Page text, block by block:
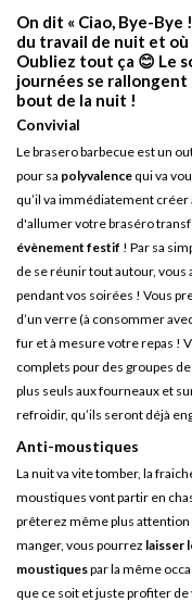
On dit « Ciao, Bye-
du travail de nuit et
Oubliez tout ça 😊 Le
journées se rallongent
bout de la nuit !
Convivial
Le brasero barbecue est un
pour sa polyvalence qui va
qu’il va immédiatement
d'allumer votre braséro
évènement festif ! Par sa
de se réunir tout autour,
pendant vos soirées ! Vous
d’un verre (à consommer
fur et à mesure votre repas !
complets pour des groupes
plus seuls aux fourneaux et
refroidir, qu’ils seront déjà
Anti-moustiques
La nuit va vite tomber, la
moustiques vont partir en
prêterez même plus
manger, vous pourrez laisser
moustiquespar la même
que ce soit et juste profiter